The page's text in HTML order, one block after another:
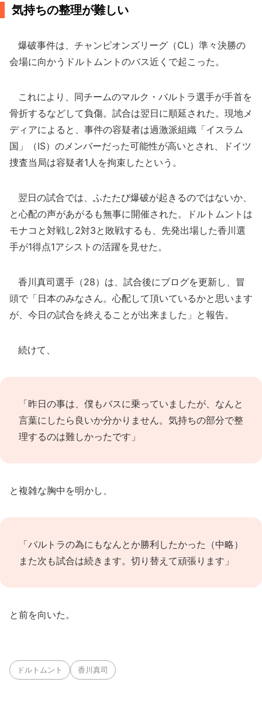
気持ちの整理が難しい
爆破事件は、チャンピオンズリーグ（CL）準々決勝の
会場に向かうドルトムントのバス近くで起こった。
これにより、同チームのマルク・バルトラ選手が手首を
骨折するなどして負傷。試合は翌日に順延された。現地メ
ディアによると、事件の容疑者は過激派組織「イスラム
国」（IS）のメンバーだった可能性が高いとされ、ドイツ
捜査当局は容疑者1人を拘束したという。
翌日の試合では、ふたたび爆破が起きるのではないか、
と心配の声があがるも無事に開催された。ドルトムントは
モナコと対戦し2対3と敗戦するも、先発出場した香川選
手が1得点1アシストの活躍を見せた。
香川真司選手（28）は、試合後にブログを更新し、冒
頭で「日本のみなさん。心配して頂いているかと思います
が、今日の試合を終えることが出来ました」と報告。
続けて、
「昨日の事は、僕もバスに乗っていましたが、なんと
言葉にしたら良いか分かりません。気持ちの部分で整
理するのは難しかったです」
と複雑な胸中を明かし、
「バルトラの為にもなんとか勝利したかった（中略）
また次も試合は続きます。切り替えて頑張ります」
と前を向いた。
ドルトムント 香川真司